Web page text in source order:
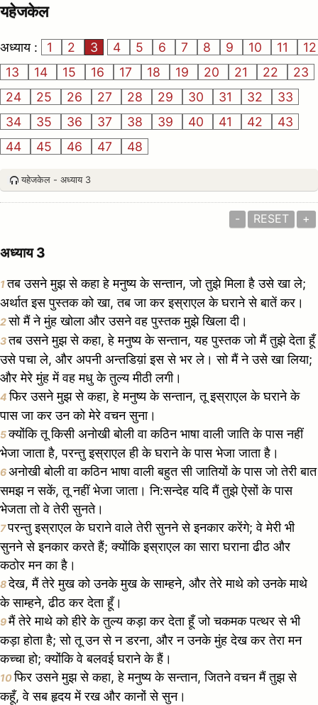
यहेजकेल
अध्याय : 1 2 3 4 5 6 7 8 9 10 11
12
13
14 15 16 17 18 19 20 21 22
23
24
25 26 27 28 29 30 31 32
33
34
35 36 37 38 39 40 41 42
43
44
45 46 47 48
यहेजकेल - अध्याय 3
- RESET +
अध्याय 3
1तब उसने मुझ से कहा हे मनुष्य के सन्तान, जो तुझे मिला है उसे खा ले;
अर्थात इस पुस्तक को खा, तब जा कर इस्राएल के घराने से बातें कर।
2सो मैं ने मुंह खोला और उसने वह पुस्तक मुझे खिला दी।
3तब उसने मुझ से कहा, हे मनुष्य के सन्तान, यह पुस्तक जो मैं तुझे देता हूँ
उसे पचा ले, और अपनी अन्तडिय़ां इस से भर ले। सो मैं ने उसे खा लिया;
और मेरे मुंह में वह मधु के तुल्य मीठी लगी।
4फिर उसने मुझ से कहा, हे मनुष्य के सन्तान, तू इस्राएल के घराने के
पास जा कर उन को मेरे वचन सुना।
5क्योंकि तू किसी अनोखी बोली वा कठिन भाषा वाली जाति के पास नहीं
भेजा जाता है, परन्तु इस्राएल ही के घराने के पास भेजा जाता है।
6अनोखी बोली वा कठिन भाषा वाली बहुत सी जातियों के पास जो तेरी बात
समझ न सकें, तू नहीं भेजा जाता। नि:सन्देह यदि मैं तुझे ऐसों के पास
भेजता तो वे तेरी सुनते।
7परन्तु इस्राएल के घराने वाले तेरी सुनने से इनकार करेंगे; वे मेरी भी
सुनने से इनकार करते हैं; क्योंकि इस्राएल का सारा घराना ढीठ और
कठोर मन का है।
8देख, मैं तेरे मुख को उनके मुख के साम्हने, और तेरे माथे को उनके माथे
के साम्हने, ढीठ कर देता हूँ।
9मैं तेरे माथे को हीरे के तुल्य कड़ा कर देता हूँ जो चकमक पत्थर से भी
कड़ा होता है; सो तू उन से न डरना, और न उनके मुंह देख कर तेरा मन
कच्चा हो; क्योंकि वे बलवई घराने के हैं।
10फिर उसने मुझ से कहा, हे मनुष्य के सन्तान, जितने वचन मैं तुझ से
कहूँ, वे सब हृदय में रख और कानों से सुन।